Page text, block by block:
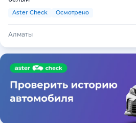
Aster Check Осмотрено
Алматы